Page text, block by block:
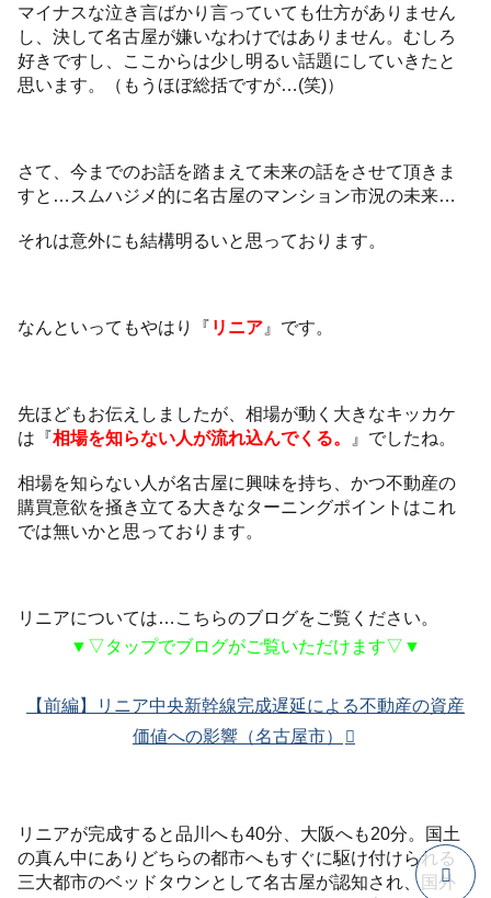
マイナスな泣き言ばかり言っていても仕方がありません
し、決して名古屋が嫌いなわけではありません。むしろ
好きですし、ここからは少し明るい話題にしていきたと
思います。（もうほぼ総括ですが…(笑)）
さて、今までのお話を踏まえて未来の話をさせて頂きま
すと…スムハジメ的に名古屋のマンション市況の未来…
それは意外にも結構明るいと思っております。
なんといってもやはり『 リニア 』です。
先ほどもお伝えしましたが、相場が動く大きなキッカケ
は『相場を知らない人が流れ込んでくる。 』でしたね。
相場を知らない人が名古屋に興味を持ち、かつ不動産の
購買意欲を掻き立てる大きなターニングポイントはこれ
では無いかと思っております。
リニアについては…こちらのブログをご覧ください。
▼▽タップでブログがご覧いただけます▽▼
【前編】リニア中央新幹線完成遅延による不動産の資産
価値への影響（名古屋市）
リニアが完成すると品川へも40分、大阪へも20分。国土
の真ん中にありどちらの都市へもすぐに駆け付けられる
三大都市のベッドタウンとして名古屋が認知され、国外